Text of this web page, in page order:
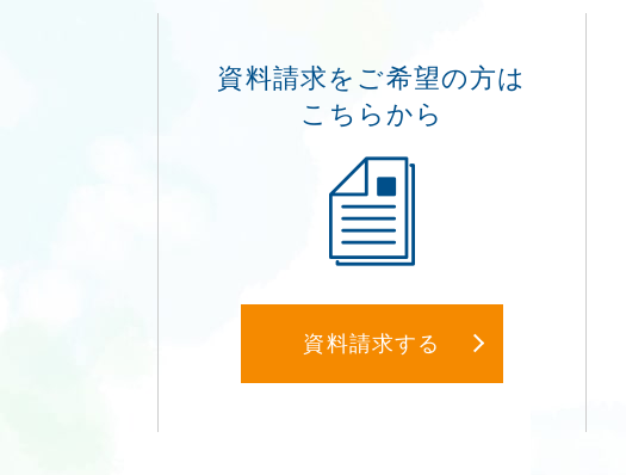
資料請求をご希望の方は
こちらから
資料請求する